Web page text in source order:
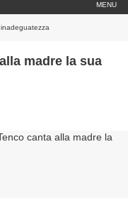
MENU
madre la sua